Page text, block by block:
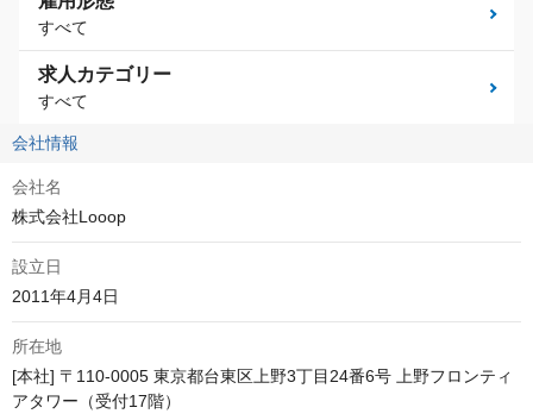
すべて
求人カテゴリー
すべて
会社情報
会社名
株式会社Looop
設立日
2011年4月4日
所在地
[本社] 〒110-0005 東京都台東区上野3丁目24番6号 上野フロンティ